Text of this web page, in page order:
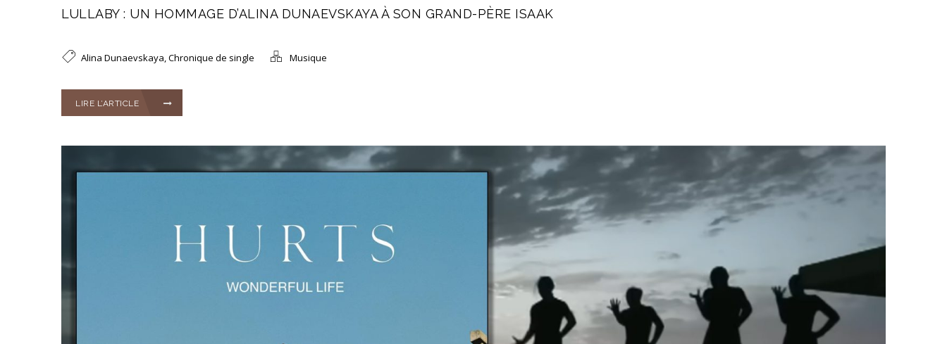
LULLABY : UN HOMMAGE D’ALINA DUNAEVSKAYA À SON GRAND-PÈRE ISAAK
Alina Dunaevskaya,Chronique de single Musique
LIRE L’ARTICLE